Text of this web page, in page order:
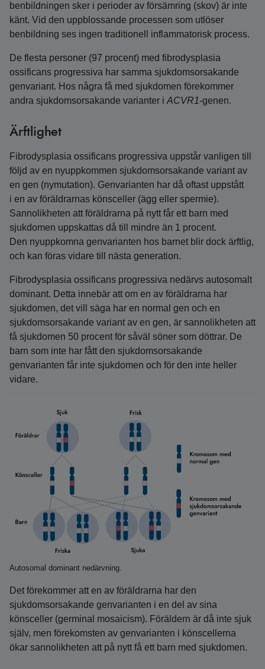
benbildningen sker i perioder av försämring (skov) är inte
känt. Vid den uppblossande processen som utlöser
benbildning ses ingen traditionell inflammatorisk process.
De flesta personer (97 procent) med fibrodysplasia
ossificans progressiva har samma sjukdomsorsakande
genvariant. Hos några få med sjukdomen förekommer
andra sjukdomsorsakande varianter i ACVR1-genen.
Ärftlighet
Fibrodysplasia ossificans progressiva uppstår vanligen till
följd av en nyuppkommen sjukdomsorsakande variant av
en gen (nymutation). Genvarianten har då oftast uppstått
i en av föräldrarnas könsceller (ägg eller spermie).
Sannolikheten att föräldrarna på nytt får ett barn med
sjukdomen uppskattas då till mindre än 1 procent.
Den nyuppkomna genvarianten hos barnet blir dock ärftlig,
och kan föras vidare till nästa generation.
Fibrodysplasia ossificans progressiva nedärvs autosomalt
dominant. Detta innebär att om en av föräldrarna har
sjukdomen, det vill säga har en normal gen och en
sjukdomsorsakande variant av en gen, är sannolikheten att
få sjukdomen 50 procent för såväl söner som döttrar. De
barn som inte har fått den sjukdomsorsakande
genvarianten får inte sjukdomen och för den inte heller
vidare.
Autosomal dominant nedärvning.
Det förekommer att en av föräldrarna har den
sjukdomsorsakande genvarianten i en del av sina
könsceller (germinal mosaicism). Föräldern är då inte sjuk
själv, men förekomsten av genvarianten i könscellerna
ökar sannolikheten att på nytt få ett barn med sjukdomen.